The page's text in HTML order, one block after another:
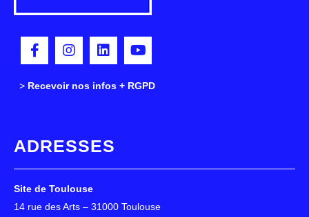
> Recevoir nos infos + RGPD
ADRESSES
Site de Toulouse
14 rue des Arts – 31000 Toulouse